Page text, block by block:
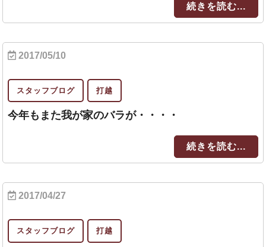
続きを読む...
2017/05/10
スタッフブログ 打越
今年もまた我が家のバラが・・・・
続きを読む...
2017/04/27
スタッフブログ 打越